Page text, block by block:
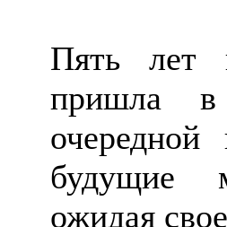
Пять лет
пришла в
будущие
ожидая